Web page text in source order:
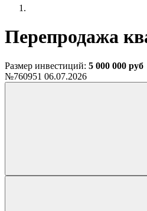
Перепродажа
Размер инвестиций: 5 000 000 руб
№760951 06.07.2026